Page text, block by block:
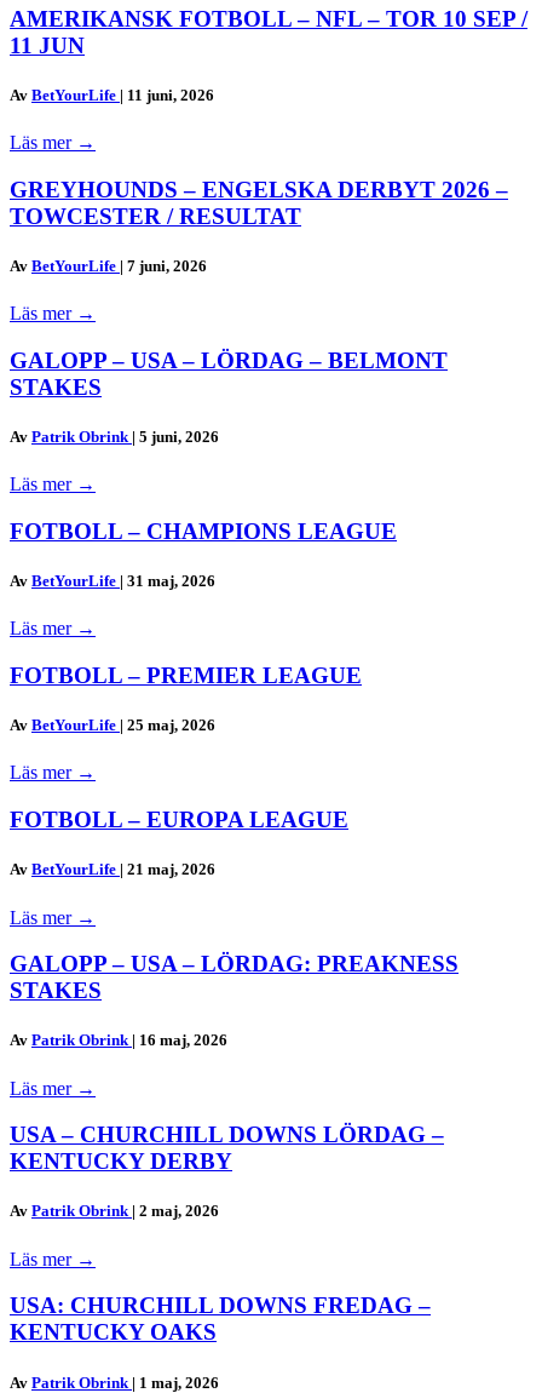
AMERIKANSK FOTBOLL – NFL – TOR 10 SEP /
11 JUN
Av BetYourLife | 11 juni, 2026
Läs mer →
GREYHOUNDS – ENGELSKA DERBYT 2026 –
TOWCESTER / RESULTAT
Av BetYourLife | 7 juni, 2026
Läs mer →
GALOPP – USA – LÖRDAG – BELMONT
STAKES
Av Patrik Obrink | 5 juni, 2026
Läs mer →
FOTBOLL – CHAMPIONS LEAGUE
Av BetYourLife | 31 maj, 2026
Läs mer →
FOTBOLL – PREMIER LEAGUE
Av BetYourLife | 25 maj, 2026
Läs mer →
FOTBOLL – EUROPA LEAGUE
Av BetYourLife | 21 maj, 2026
Läs mer →
GALOPP – USA – LÖRDAG: PREAKNESS
STAKES
Av Patrik Obrink | 16 maj, 2026
Läs mer →
USA – CHURCHILL DOWNS LÖRDAG –
KENTUCKY DERBY
Av Patrik Obrink | 2 maj, 2026
Läs mer →
USA: CHURCHILL DOWNS FREDAG –
KENTUCKY OAKS
Av Patrik Obrink | 1 maj, 2026